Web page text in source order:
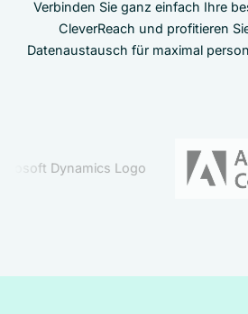
Verbinden Sie ganz einfach Ihre
CleverReach und profitieren
Datenaustausch für maximal